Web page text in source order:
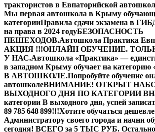
трактористов в Евпаторийской
Мы первая автошкола в Крыму
категорииПравила сдачи экзамена в
на права в 2024 годуБЕЗОПАСНОСТЬ
ПЕШЕХОДОВ.Автошкола Практика
АКЦИЯ !!!ОНЛАЙН ОБУЧЕНИЕ.
У НАС.Автошкола «Практика» —
в западном Крыму обучает на категорию
В АВТОШКОЛЕ.Попробуйте обучение
автошколеВНИМАНИЕ! ОТКРЫТ
ВЫХОДНОГО ДНЯ ПО КАТЕГОРИИ В
категории В выходного дня, успей
89 785 648 899!!!Хотите обучаться
Администратору своего города и начни
сегодня! ВСЕГО за 5 ТЫС РУБ.